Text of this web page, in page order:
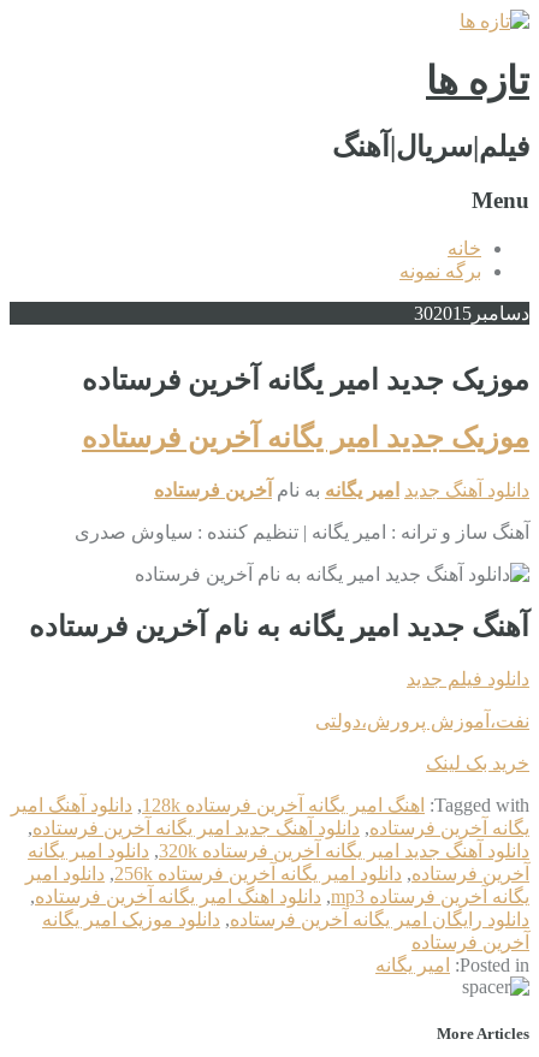
تازه ها
فیلم|سریال|آهنگ
Menu
خانه
برگه نمونه
دسامبر 302015
موزیک جدید امیر یگانه آخرین فرستاده
موزیک جدید امیر یگانه آخرین فرستاده
دانلود آهنگ جدید امیر یگانه به نام آخرین فرستاده
آهنگ ساز و ترانه : امیر یگانه | تنظیم‌ کننده : سیاوش صدری
آهنگ جدید امیر یگانه به نام آخرین فرستاده
دانلود فیلم جدید
نفت،آموزش پرورش،دولتی
خرید بک لینک
Tagged with: اهنگ امیر یگانه آخرین فرستاده 128k , دانلود آهنگ امیر
یگانه آخرین فرستاده, دانلود آهنگ جدید امیر یگانه آخرین فرستاده,
دانلود آهنگ جدید امیر یگانه آخرین فرستاده 320k
, دانلود امیر یگانه
آخرین فرستاده, دانلود امیر یگانه آخرین فرستاده 256k , دانلود امیر
یگانه آخرین فرستاده mp3
, دانلود اهنگ امیر یگانه آخرین فرستاده,
دانلود رایگان امیر یگانه آخرین فرستاده, دانلود موزیک امیر یگانه
آخرین فرستاده
Posted in:
امیر یگانه
More Articles